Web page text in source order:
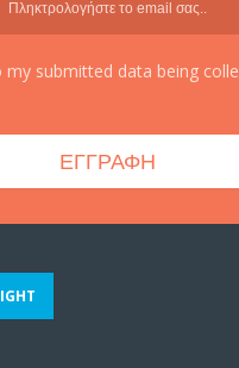
my submitted data being